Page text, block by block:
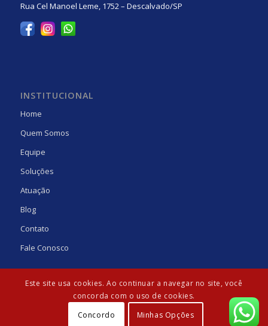
Rua Cel Manoel Leme, 1752 – Descalvado/SP
INSTITUCIONAL
Home
Quem Somos
Equipe
Soluções
Atuação
Blog
Contato
Fale Conosco
© Copyright - Laguna Gens | Desenvolvido por: Agência Güte
Este site usa cookies. Ao continuar a navegar no site, você
concorda com o uso de cookies.
Concordo
Minhas Opções